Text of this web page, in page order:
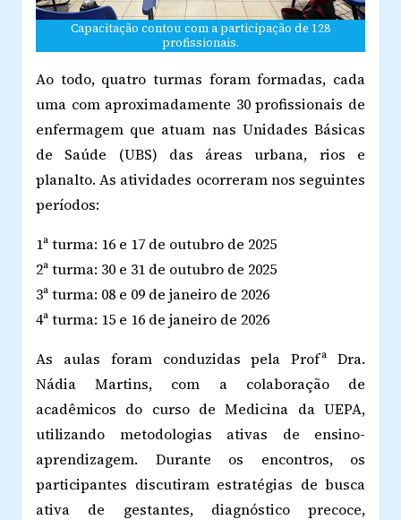
Capacitação contou com a participação de 128
profissionais.
Ao todo, quatro turmas foram formadas, cada
uma com aproximadamente 30 profissionais de
enfermagem que atuam nas Unidades Básicas
de Saúde (UBS) das áreas urbana, rios e
planalto. As atividades ocorreram nos seguintes
períodos:
1ª turma: 16 e 17 de outubro de 2025
2ª turma: 30 e 31 de outubro de 2025
3ª turma: 08 e 09 de janeiro de 2026
4ª turma: 15 e 16 de janeiro de 2026
As aulas foram conduzidas pela Profª Dra.
Nádia Martins, com a colaboração de
acadêmicos do curso de Medicina da UEPA,
utilizando metodologias ativas de ensino-
aprendizagem. Durante os encontros, os
participantes discutiram estratégias de busca
ativa de gestantes, diagnóstico precoce,